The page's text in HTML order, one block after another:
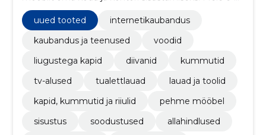
arvutilauad, söögilauad, diivanvoodid ja palju muud.
uued tooted
internetikaubandus
kaubandus ja teenused
voodid
liugustega kapid
diivanid
kummutid
tv-alused
tualettlauad
lauad ja toolid
kapid, kummutid ja riiulid
pehme mööbel
sisustus
soodustused
allahindlused